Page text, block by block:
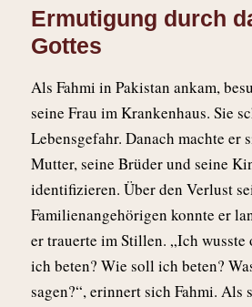
Ermutigung durch
Gottes
Als Fahmi in Pakistan ankam,
seine Frau im Krankenhaus. Sie
Lebensgefahr. Danach machte er
Mutter, seine Brüder und seine
identifizieren. Über den Verlust
Familienangehörigen konnte er
er trauerte im Stillen. „Ich
ich beten? Wie soll ich beten?
sagen?“, erinnert sich Fahmi. Als